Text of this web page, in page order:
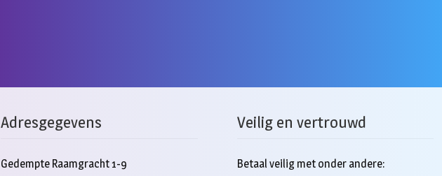
Adresgegevens
Gedempte Raamgracht 1-9
Veilig en vertrouwd
Betaal veilig met onder andere: